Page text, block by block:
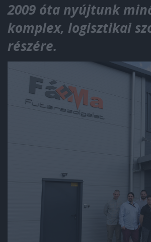
2009 ótanyújtunk
komplex, logisztikai
részére.